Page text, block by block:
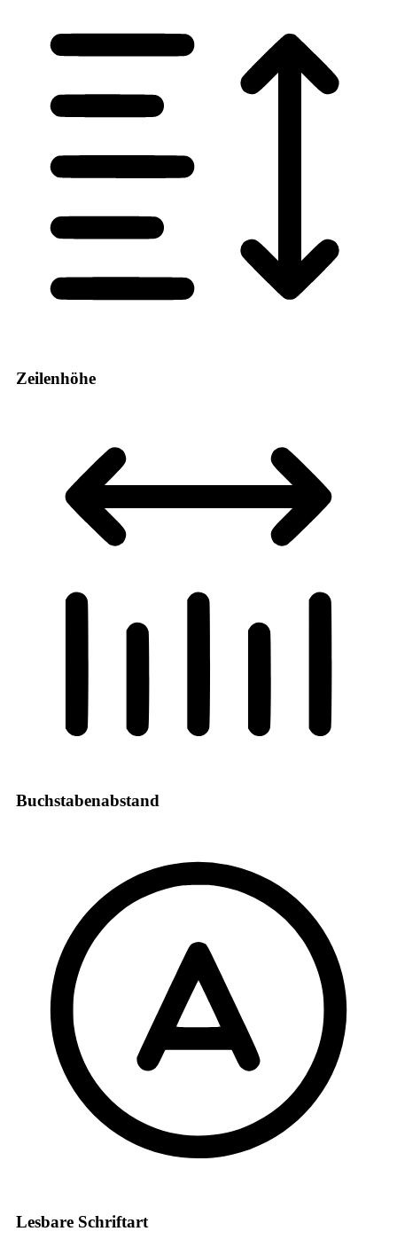
Zeilenhöhe
Buchstabenabstand
Lesbare Schriftart